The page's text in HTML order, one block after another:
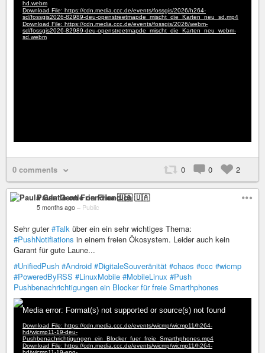
0 comments 0 0 2
Paula Gentle on Friendica 🇺🇦
5 months ago – Public
Sehr guter#Talk über ein ein sehr wichtiges Thema:
#PushNotifiations in einem freien Ökosystem. Leider auch kein
Garant für gute Laune...
#UnifiedPush #Android #DigitaleSouveränität #chaos #ccc #wicmp
#PoweredByRSS #LinuxMobile #MobileLinux #Push
Pushbenachrichtigungen ein Blocker für freie Smarthphones